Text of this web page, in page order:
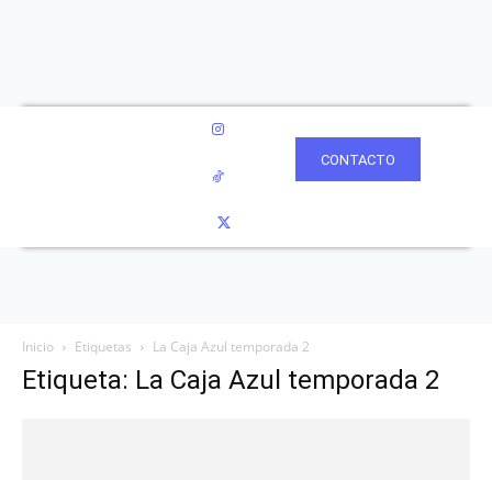
CONTACTO
Inicio Etiquetas La Caja Azul temporada 2
Etiqueta: La Caja Azul temporada 2